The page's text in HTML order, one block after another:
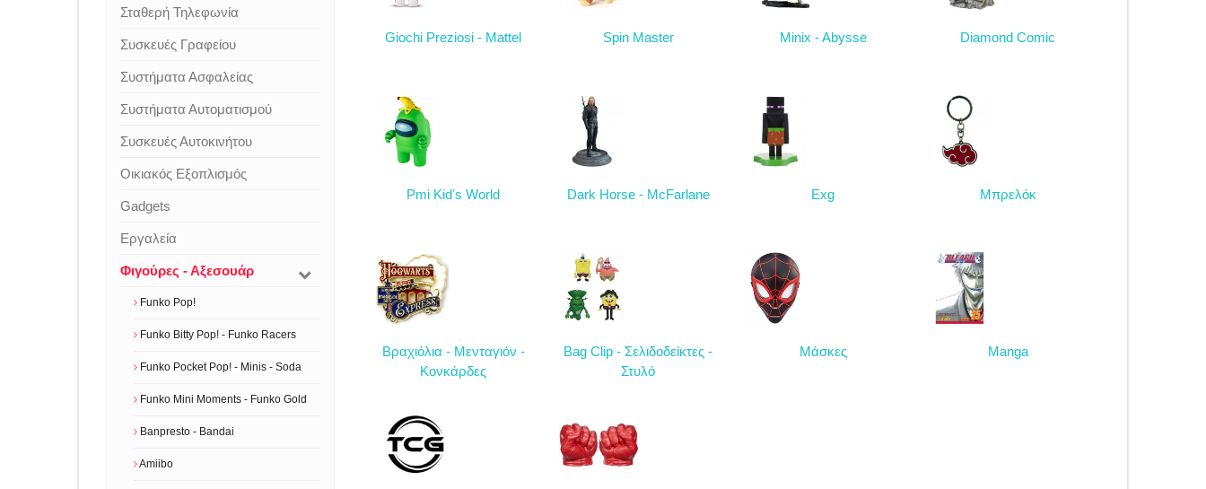
Σταθερή Τηλεφωνία
Συσκευές Γραφείου
Συστήματα Ασφαλείας
Συστήματα Αυτοματισμού
Συσκευές Αυτοκινήτου
Οικιακός Εξοπλισμός
Gadgets
Εργαλεία
Φιγούρες - Αξεσουάρ
Funko Pop!
Funko Bitty Pop! - Funko Racers
Funko Pocket Pop! - Minis - Soda
Funko Mini Moments - Funko Gold
Banpresto - Bandai
Amiibo
Giochi Preziosi - Mattel Spin Master Minix - Abysse Diamond Comic
Pmi Kidʼs World Dark Horse - McFarlane Exg Μπρελόκ
Βραχιόλια - Μενταγιόν -
Κονκάρδες
Bag Clip - Σελιδοδείκτες -
Στυλό
Μάσκες Manga